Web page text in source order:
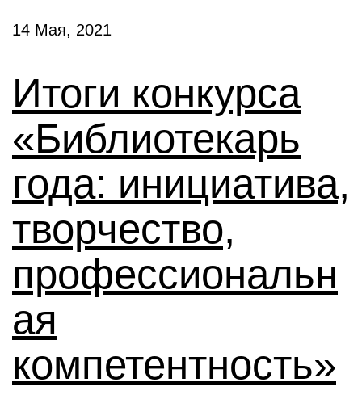
14 Мая, 2021
Итоги конкурса
«Библиотекарь
года: инициатива,
творчество,
профессиональн
ая
компетентность»